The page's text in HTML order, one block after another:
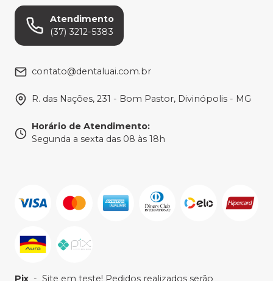
Atendimento
(37) 3212-5383
contato@dentaluai.com.br
R. das Nações, 231 - Bom Pastor, Divinópolis - MG
Horário de Atendimento:
Segunda a sexta das 08 às 18h
Pix - Site em teste! Pedidos realizados serão